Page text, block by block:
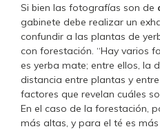
Si bien las fotografías son de
gabinete debe realizar un
confundir a las plantas de
con forestación. “Hay varios
es yerba mate; entre ellos, la
distancia entre plantas y
factores que revelan cuáles
En el caso de la forestación,
más altas, y para el té es